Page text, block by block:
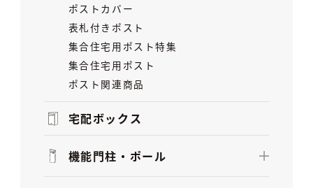
ポストカバー
表札付きポスト
集合住宅用ポスト特集
集合住宅用ポスト
ポスト関連商品
宅配ボックス
機能門柱・ポール